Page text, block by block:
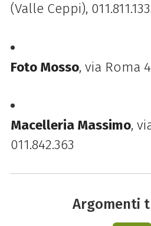
(Valle Ceppi),
Foto Mosso, via Roma
Macelleria Massimo,
011.842.363
Argomenti